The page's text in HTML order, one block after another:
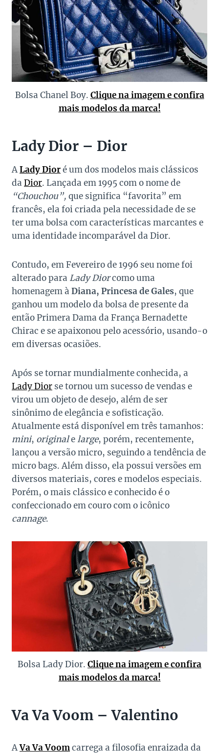
Bolsa Chanel Boy. Clique na imagem e confira
mais modelos da marca!
Lady Dior – Dior
ALady Dioré um dos modelos mais clássicos
da Dior. Lançada em 1995 com o nome de
“Chouchou”, que significa “favorita” em
francês, ela foi criada pela necessidade de se
ter uma bolsa com características marcantes e
uma identidade incomparável da Dior.
Contudo, em Fevereiro de 1996 seu nome foi
alterado para Lady Diorcomo uma
homenagem à Diana, Princesa de Gales, que
ganhou um modelo da bolsa de presente da
então Primera Dama da França Bernadette
Chirac e se apaixonou pelo acessório, usando-o
em diversas ocasiões.
Após se tornar mundialmente conhecida, a
Lady Dior se tornou um sucesso de vendas e
virou um objeto de desejo, além de ser
sinônimo de elegância e sofisticação.
Atualmente está disponível em três tamanhos:
mini, originalelarge, porém, recentemente,
lançou a versão micro, seguindo a tendência de
micro bags. Além disso, ela possui versões em
diversos materiais, cores e modelos especiais.
Porém, o mais clássico e conhecido é o
confeccionado em couro com o icônico
cannage.
Bolsa Lady Dior. Clique na imagem e confira
mais modelos da marca!
Va Va Voom – Valentino
AVa Va Voomcarrega a filosofia enraizada da